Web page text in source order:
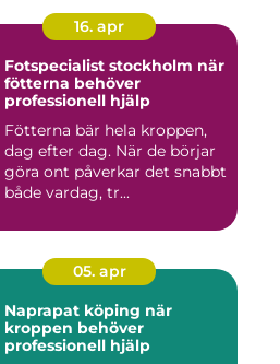
16. apr
Fotspecialist stockholm när
fötterna behöver
professionell hjälp
Fötterna bär hela kroppen,
dag efter dag. När de börjar
göra ont påverkar det snabbt
både vardag, tr...
05. apr
Naprapat köping när
kroppen behöver
professionell hjälp